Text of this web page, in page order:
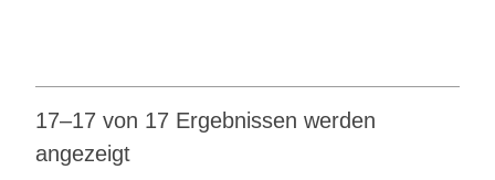
17–17 von 17 Ergebnissen werden
angezeigt